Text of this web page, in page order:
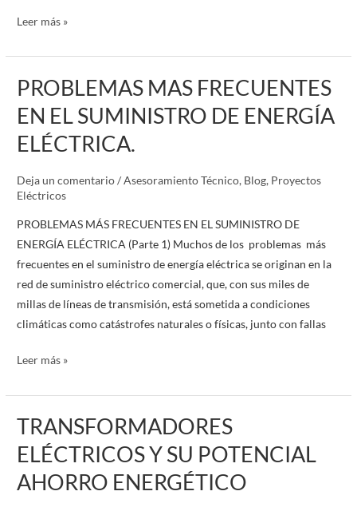
Leer más »
PROBLEMAS MAS FRECUENTES
EN EL SUMINISTRO DE ENERGÍA
ELÉCTRICA.
Deja un comentario/Asesoramiento Técnico, Blog, Proyectos
Eléctricos
PROBLEMAS MÁS FRECUENTES EN EL SUMINISTRO DE
ENERGÍA ELÉCTRICA (Parte 1) Muchos de los problemas más
frecuentes en el suministro de energía eléctrica se originan en la
red de suministro eléctrico comercial, que, con sus miles de
millas de líneas de transmisión, está sometida a condiciones
climáticas como catástrofes naturales o físicas, junto con fallas
PROBLEMAS
FRECUENTES
EN
SUMINISTRO
DE
ENERGÍA
ELÉCTRICA.
Leer más »
TRANSFORMADORES
ELÉCTRICOS Y SU POTENCIAL
AHORRO ENERGÉTICO
TRANSFORMADORES
ELÉCTRICOS
Y
SU